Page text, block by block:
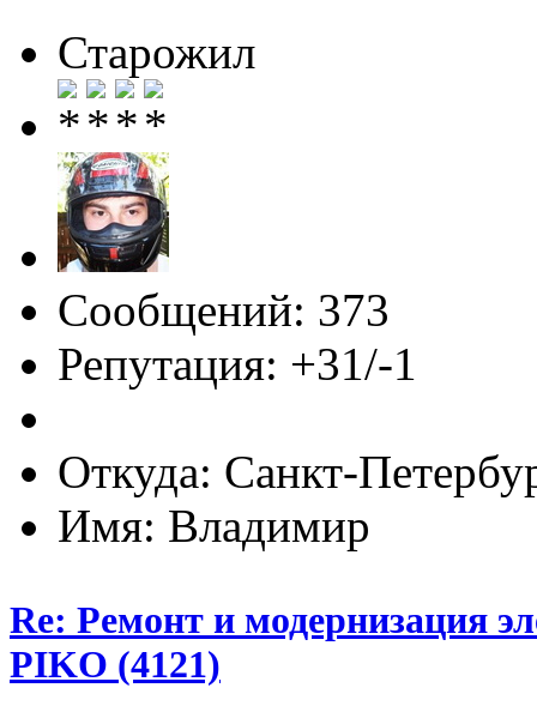
Старожил
Сообщений: 373
Репутация: +31/-1
Откуда: Санкт-
Имя: Владимир
Re: Ремонт и модернизация
PIKO (4121)